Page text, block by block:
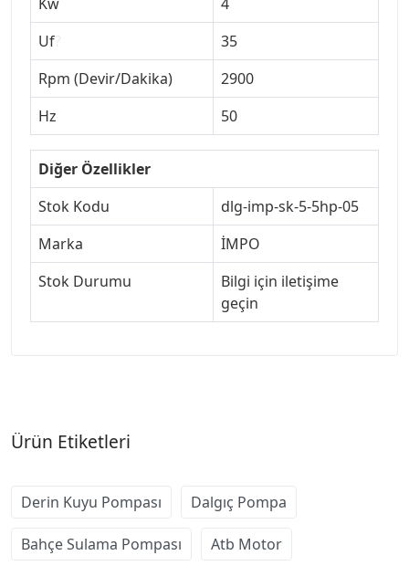
Uf
35
Rpm (Devir/Dakika)
2900
Hz
50
Diğer Özellikler
Stok Kodu
dlg-imp-sk-5-5hp-05
Marka
İMPO
Stok Durumu
Bilgi için iletişime
geçin
Ürün Etiketleri
Derin Kuyu Pompası Dalgıç Pompa
Bahçe Sulama Pompası Atb Motor